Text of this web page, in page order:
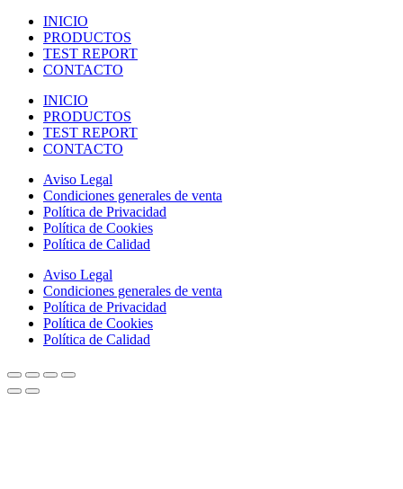
INICIO
PRODUCTOS
TEST REPORT
CONTACTO
INICIO
PRODUCTOS
TEST REPORT
CONTACTO
Aviso Legal
Condiciones generales de venta
Política de Privacidad
Política de Cookies
Política de Calidad
Aviso Legal
Condiciones generales de venta
Política de Privacidad
Política de Cookies
Política de Calidad